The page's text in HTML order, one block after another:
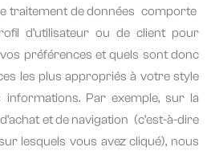
traitement de données comporte
d’utilisateur ou de client pour
préférences et quels sont donc
les plus appropriés à votre style
Par exemple, sur la
et de navigation (c’est-à-dire
lesquels vous avez cliqué), nous